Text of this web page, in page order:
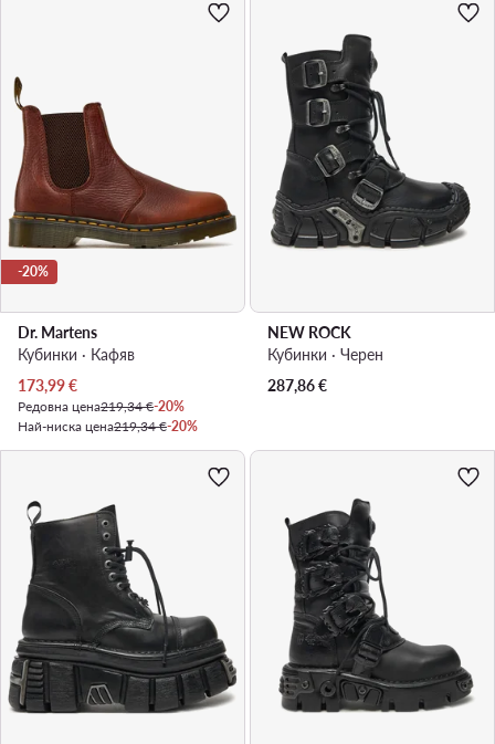
-20%
Dr. Martens
Кубинки · Кафяв
Актуална цена
173,99€
Редовна цена219,34 €-20%
Най-ниска цена219,34 €-20%
NEW ROCK
Кубинки · Черен
287,86€